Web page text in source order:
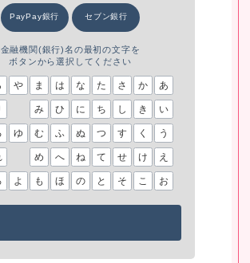
PayPay銀行 セブン銀行
金融機関(銀行)名の最初の文字を
ボタンから選択してください